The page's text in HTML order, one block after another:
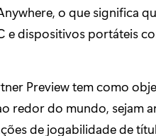
o que significa
e dispositivos portáteis
Preview tem como
redor do mundo, sejam
de jogabilidade de